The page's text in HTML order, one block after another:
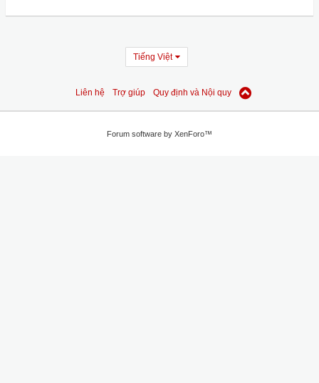
Tiếng Việt
Liên hệ Trợ giúp Quy định và Nội quy
Forum software by XenForo™